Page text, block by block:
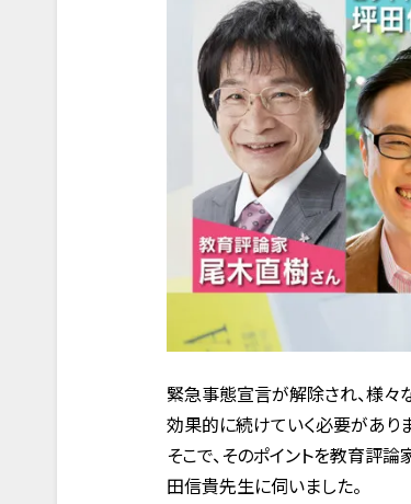
緊急事態宣言が解除され、様々
効果的に続けていく必要がありま
そこで、そのポイントを教育評
田信貴先生に伺いました。